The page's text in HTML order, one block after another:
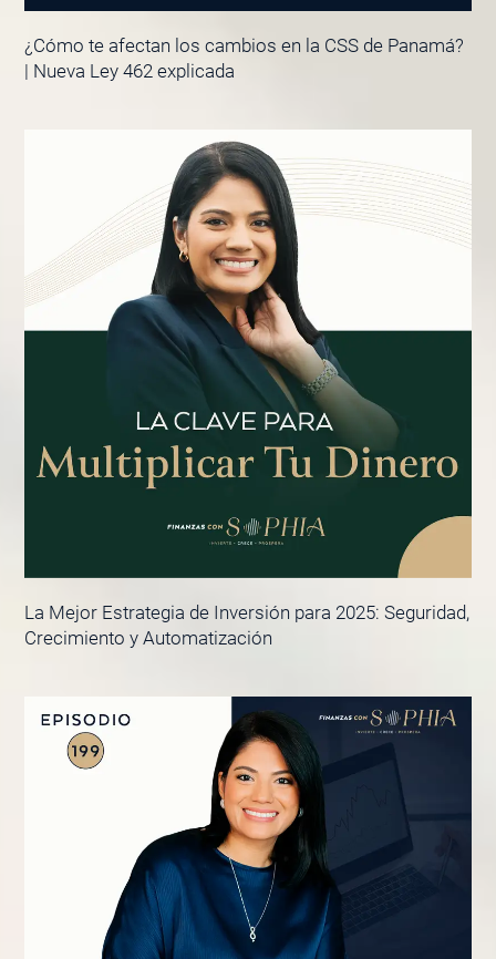
¿Cómo te afectan los cambios en la CSS de Panamá?
| Nueva Ley 462 explicada
La Mejor Estrategia de Inversión para 2025: Seguridad,
Crecimiento y Automatización